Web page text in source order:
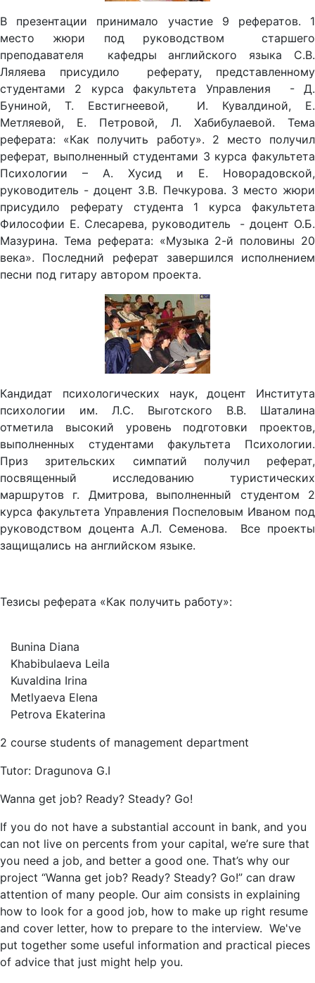
В презентации принимало участие 9 рефератов. 1
место жюри под руководством старшего
преподавателя кафедры английского языка С.В.
Ляляева присудило реферату, представленному
студентами 2 курса факультета Управления - Д.
Буниной, Т. Евстигнеевой, И. Кувалдиной, Е.
Метляевой, Е. Петровой, Л. Хабибулаевой. Тема
реферата: «Как получить работу». 2 место получил
реферат, выполненный студентами 3 курса факультета
Психологии – А. Хусид и Е. Новорадовской,
руководитель - доцент З.В. Печкурова. 3 место жюри
присудило реферату студента 1 курса факультета
Философии Е. Слесарева, руководитель - доцент О.Б.
Мазурина. Тема реферата: «Музыка 2-й половины 20
века». Последний реферат завершился исполнением
песни под гитару автором проекта.
Кандидат психологических наук, доцент Института
психологии им. Л.С. Выготского В.В. Шаталина
отметила высокий уровень подготовки проектов,
выполненных студентами факультета Психологии.
Приз зрительских симпатий получил реферат,
посвященный исследованию туристических
маршрутов г. Дмитрова, выполненный студентом 2
курса факультета Управления Поспеловым Иваном под
руководством доцента А.Л. Семенова. Все проекты
защищались на английском языке.
Тезисы реферата «Как получить работу»:
Bunina Diana
Khabibulaeva Leila
Kuvaldina Irina
Metlyaeva Elena
Petrova Ekaterina
2 course students of management department
Tutor: Dragunova G.I
Wanna get job? Ready? Steady? Go!
If you do not have a substantial account in bank, and you
can not live on percents from your capital, we’re sure that
you need a job, and better a good one. That’s why our
project “Wanna get job? Ready? Steady? Go!” can draw
attention of many people. Our aim consists in explaining
how to look for a good job, how to make up right resume
and cover letter, how to prepare to the interview. We've
put together some useful information and practical pieces
of advice that just might help you.